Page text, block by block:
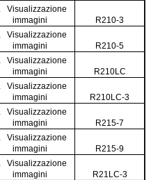
Visualizzazione
immagini
R210-3
Visualizzazione
immagini
R210-5
Visualizzazione
immagini
R210LC
Visualizzazione
immagini
R210LC-3
Visualizzazione
immagini
R215-7
Visualizzazione
immagini
R215-9
Visualizzazione
immagini
R21LC-3